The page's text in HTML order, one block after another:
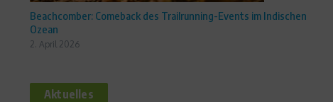
Beachcomber: Comeback des Trailrunning-Events im Indischen
Ozean
2. April 2026
Aktuelles